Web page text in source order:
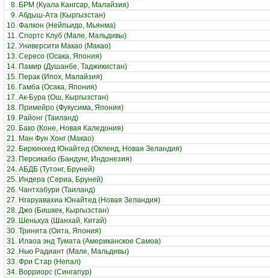
8. БРМ (Куала Кангсар, Малайзия)
9. Абдыш-Ата (Кыргызстан)
10. Фалкон (Нейпьидо, Мьянма)
11. Спортс Клуб (Мале, Мальдивы)
12. Университи Макао (Макао)
13. Сересо (Осака, Япония)
14. Памир (Душанбе, Таджикистан)
15. Перак (Ипох, Малайзия)
16. Гамба (Осака, Япония)
17. Ак-Бура (Ош, Кыргызстан)
18. Примейро (Фукусима, Япония)
19. Районг (Таиланд)
20. Бако (Коне, Новая Каледония)
21. Ман Фун Хонг (Макао)
22. Биркинхед Юнайтед (Окленд, Новая Зеландия)
23. Персикабо (Бандунг, Индонезия)
24. АБДБ (Тутонг, Бруней)
25. Индера (Сериа, Бруней)
26. Чантхабури (Таиланд)
27. Нгаруавахиа Юнайтед (Новая Зеландия)
28. Джо (Бишкек, Кыргызстан)
29. Шеньхуа (Шанхай, Китай)
30. Тринита (Оита, Япония)
31. Илаоа энд Тумата (Американское Самоа)
32. Нью Радиант (Мале, Мальдивы)
33. Фри Стар (Непал)
34. Ворриорс (Сингапур)